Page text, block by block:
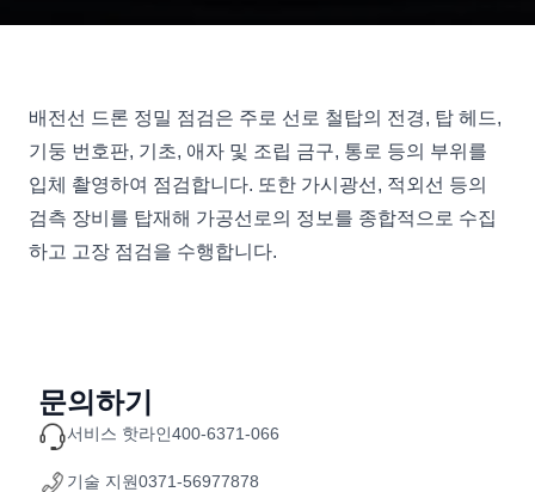
배전선 드론 정밀 점검은 주로 선로 철탑의 전경, 탑 헤드,
기둥 번호판, 기초, 애자 및 조립 금구, 통로 등의 부위를
입체 촬영하여 점검합니다. 또한 가시광선, 적외선 등의
검측 장비를 탑재해 가공선로의 정보를 종합적으로 수집
하고 고장 점검을 수행합니다.
문의하기
서비스 핫라인400-6371-066
기술 지원0371-56977878